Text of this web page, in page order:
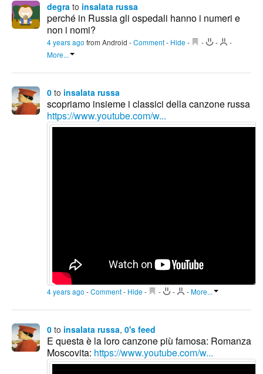
degra to insalata russa
perché in Russia gli ospedali hanno i numeri e
non i nomi?
4 years ago from Android -Comment- Hide - - -
-
More...
0 to insalata russa
scopriamo insieme i classici della canzone russa
https://www.youtube.com/w...
4 years ago -Comment- Hide - - - -More...
0 to insalata russa, 0's feed
E questa è la loro canzone più famosa: Romanza
Moscovita: https://www.youtube.com/w...